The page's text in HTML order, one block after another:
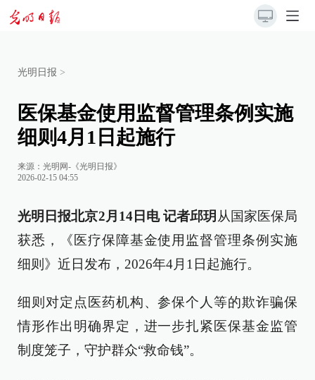
光明日报 >
医保基金使用监督管理条例实施
细则4月1日起施行
来源： 光明网-《光明日报》
2026-02-15 04:55
光明日报北京2月14日电 记者邱玥 从国家医保局
获悉，《医疗保障基金使用监督管理条例实施
细则》近日发布，2026年4月1日起施行。
细则对定点医药机构、参保个人等的欺诈骗保
情形作出明确界定，进一步扎紧医保基金监管
制度笼子，守护群众“救命钱”。